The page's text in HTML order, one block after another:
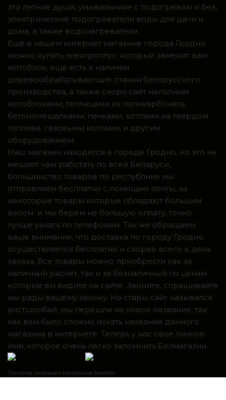
это летние души, умывальнике с подогревом и без,
электрические подогреватели воды для дачи и
дома, а также водонагреватели.
Ещё в нашем интернет магазине города Гродно
можно купить электроплуг, который заменит вам
мотоблок, ещё есть в наличии
деревообрабатывающие станки белорусского
производства, а также скоро сайт наполним
мотоблоками, теплицами из поликарбоната,
бетономешалками, печками, котлами на твердом
топливе, газовыми котлами, и другим
оборудованием.
Наш магазин находится в городе Гродно, но это не
мешает нам работать по всей Беларуси,
большинство товаров по республике мы
отправляем бесплатно с помощью почты, за
некоторые товары которые обладают большим
весом и мы берем не большую оплату, точно
лучше узнать по телефонам. Так же обращаем
ваше внимание, что доставка по городу Гродно
осуществляется бесплатно и скорее всего в день
заказа. Все товары можно приобрести как за
наличный расчет, так и за безналичный по ценам
которые вы видите на сайте. Звоните, спрашивайте
мы рады вашему звонку. На стары сайт назывался
аистшопбай, мы перешли на новое название, так
как вам было сложно искать название данного
магазина в интернете. Теперь у нас свое личное
имя, которое очень легко запомнить Белмагазин.
Система интернет-магазинов beseller